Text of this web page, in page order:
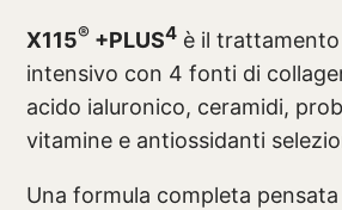
X115® +PLUS4 è il
intensivo con 4 fonti di
acido ialuronico, ceramidi,
vitamine e antiossidanti
Una formula completa